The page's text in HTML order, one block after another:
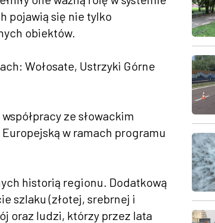
pojawią się nie tylko
obiektów.
Wołosate, Ustrzyki Górne
ze słowackim
w ramach programu
historią regionu. Dodatkową
szlaku (złotej, srebrnej i
oraz ludzi, którzy przez lata